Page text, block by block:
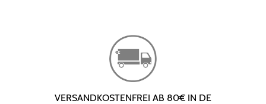
VERSANDKOSTENFREI AB 80€ IN DE